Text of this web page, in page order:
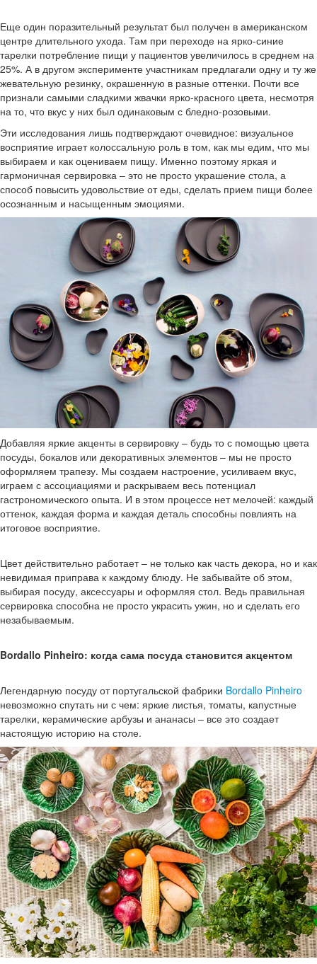
Еще один поразительный результат был получен в американском
центре длительного ухода. Там при переходе на ярко-синие
тарелки потребление пищи у пациентов увеличилось в среднем на
25%. А в другом эксперименте участникам предлагали одну и ту же
жевательную резинку, окрашенную в разные оттенки. Почти все
признали самыми сладкими жвачки ярко-красного цвета, несмотря
на то, что вкус у них был одинаковым с бледно-розовыми.
Эти исследования лишь подтверждают очевидное: визуальное
восприятие играет колоссальную роль в том, как мы едим, что мы
выбираем и как оцениваем пищу. Именно поэтому яркая и
гармоничная сервировка – это не просто украшение стола, а
способ повысить удовольствие от еды, сделать прием пищи более
осознанным и насыщенным эмоциями.
Добавляя яркие акценты в сервировку – будь то с помощью цвета
посуды, бокалов или декоративных элементов – мы не просто
оформляем трапезу. Мы создаем настроение, усиливаем вкус,
играем с ассоциациями и раскрываем весь потенциал
гастрономического опыта. И в этом процессе нет мелочей: каждый
оттенок, каждая форма и каждая деталь способны повлиять на
итоговое восприятие.
Цвет действительно работает – не только как часть декора, но и как
невидимая приправа к каждому блюду. Не забывайте об этом,
выбирая посуду, аксессуары и оформляя стол. Ведь правильная
сервировка способна не просто украсить ужин, но и сделать его
незабываемым.
Bordallo Pinheiro: когда сама посуда становится акцентом
Легендарную посуду от португальской фабрики Bordallo Pinheiro
невозможно спутать ни с чем: яркие листья, томаты, капустные
тарелки, керамические арбузы и ананасы – все это создает
настоящую историю на столе.